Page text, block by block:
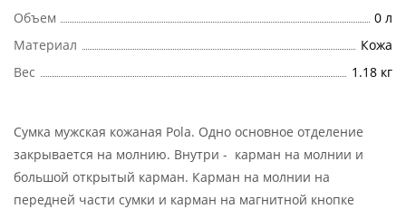
Объем
0 л
Материал
Кожа
Вес
1.18 кг
Сумка мужская кожаная Pola. Одно основное отделение
закрывается на молнию. Внутри - карман на молнии и
большой открытый карман. Карман на молнии на
передней части сумки и карман на магнитной кнопке